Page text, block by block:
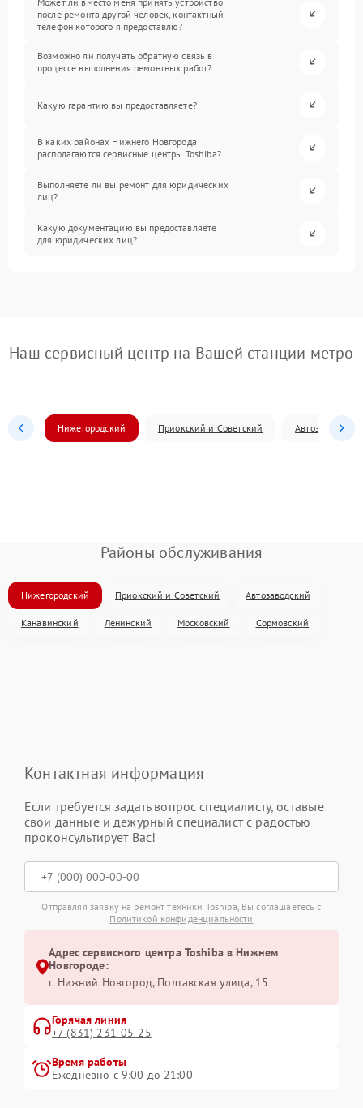
после ремонта другой человек, контактный
телефон которого я предоставлю?
Возможно ли получать обратную связь в
процессе выполнения ремонтных работ?
Какую гарантию вы предоставляете?
В каких районах Нижнего Новгорода
располагаются сервисные центры Toshiba?
Выполняете ли вы ремонт для юридических
лиц?
Какую документацию вы предоставляете
для юридических лиц?
Наш сервисный центр на Вашей станции метро
Нижегородский Приокский и Советский Автозаводский
Районы обслуживания
Нижегородский Приокский и Советский Автозаводский
Канавинский Ленинский Московский Сормовский
Контактная информация
Если требуется задать вопрос специалисту, оставьте
свои данные и дежурный специалист с радостью
проконсультирует Вас!
Отправляя заявку на ремонт техники Toshiba, Вы соглашаетесь с
Политикой конфиденциальности
Адрес сервисного центра Toshiba в Нижнем
Новгороде:
г. Нижний Новгород, Полтавская улица, 15
Горячая линия
+7 (831) 231-05-25
Время работы
Ежедневно с 9:00 до 21:00